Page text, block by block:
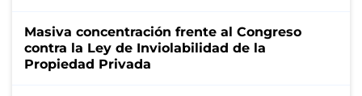
Masiva concentración frente al Congreso
contra la Ley de Inviolabilidad de la
Propiedad Privada